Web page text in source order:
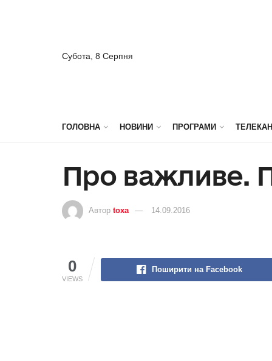
Субота, 8 Серпня
ГОЛОВНА НОВИНИ ПРОГРАМИ
Про важливе.
Автор toxa 14.09.2016
0
VIEWS
Поширити на Facebook